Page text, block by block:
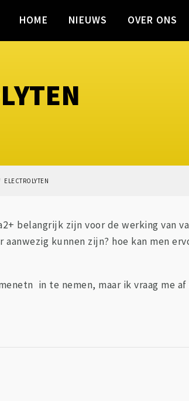
HOME NIEUWS OVER ONS
ELECTROLYTEN
belangrijk zijn voor de werking
kunnen zijn? hoe kan men
in te nemen, maar ik vraag me